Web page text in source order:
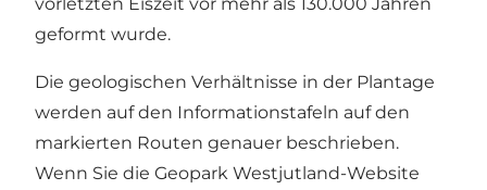
geformt wurde.
Die geologischen Verhältnisse in der Plantage
werden auf den Informationstafeln auf den
markierten Routen genauer beschrieben.
Wenn Sie die Geopark Westjutland-Website